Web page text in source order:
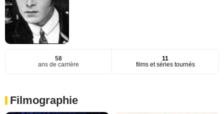
58
ans de carrière
11
films et séries tournés
Filmographie